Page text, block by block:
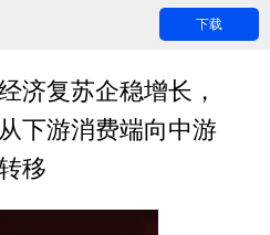
下载
济复苏企稳增长，
下游消费端向中游
移